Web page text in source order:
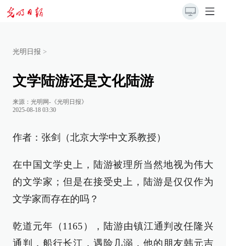
光明日报 >
文学陆游还是文化陆游
来源： 光明网-《光明日报》
2025-08-18 03:30
作者：张剑（北京大学中文系教授）
在中国文学史上，陆游被理所当然地视为伟大
的文学家；但是在接受史上，陆游是仅仅作为
文学家而存在的吗？
乾道元年（1165），陆游由镇江通判改任隆兴
通判，船行长江，遇险几溺，他的朋友韩元吉